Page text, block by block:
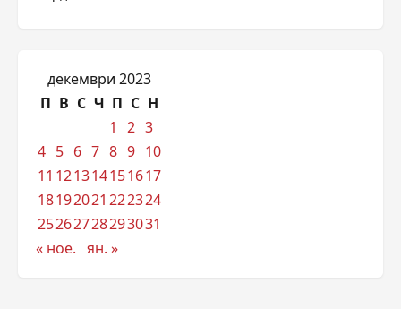
декември 2023
П В С Ч П С Н
1
2 3
4 5 6 7 8 9 10
11 121314151617
18192021 222324
25262728293031
« ное. ян. »